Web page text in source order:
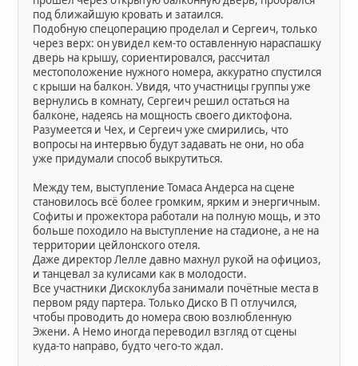
под ближайшую кровать и затаился.
Подобную спецоперацию проделал и Сергеич, только
через верх: он увидел кем-то оставленную нараспашку
дверь на крышу, сориентировался, рассчитал
местоположение нужного номера, аккуратно спустился
с крыши на балкон. Увидя, что участницы группы уже
вернулись в комнату, Сергеич решил остаться на
балконе, надеясь на мощность своего диктофона.
Разумеется и Чех, и Сергеич уже смирились, что
вопросы на интервью будут задавать не они, но оба
уже придумали способ выкрутиться.
Между тем, выступление Томаса Андерса на сцене
становилось всё более громким, ярким и энергичным.
Софиты и прожектора работали на полную мощь, и это
больше походило на выступление на стадионе, а не на
территории цейлонского отеля.
Даже директор Лелле давно махнул рукой на официоз,
и танцевал за кулисами как в молодости.
Все участники Дискоклуба занимали почётные места в
первом ряду партера. Только Диско В П отлучился,
чтобы проводить до номера свою возлюбленную
Эжени. А Немо иногда переводил взгляд от сцены
куда-то направо, будто чего-то ждал.